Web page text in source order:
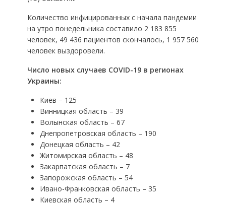
Количество инфицированных с начала пандемии
на утро понедельника составило 2 183 855
человек, 49 436 пациентов скончалось, 1 957 560
человек выздоровели.
Число новых случаев COVID-19 в регионах
Украины:
Киев – 125
Винницкая область – 39
Волынская область – 67
Днепропетровская область – 190
Донецкая область – 42
Житомирская область – 48
Закарпатская область – 7
Запорожская область – 54
Ивано-Франковская область – 35
Киевская область – 4